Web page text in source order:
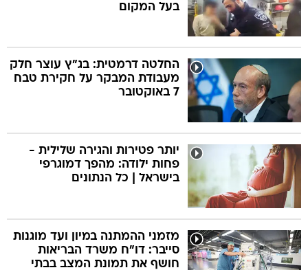
בעל המקום
החלטה דרמטית: בג"ץ עוצר חלק
מעבודת המבקר על חקירת טבח
7 באוקטובר
יותר פטירות והגירה שלילית -
פחות ילודה: מהפך דמוגרפי
בישראל | כל הנתונים
מזמני ההמתנה במיון ועד מוגנות
סייבר: דו"ח משרד הבריאות
חושף את תמונת המצב בבתי